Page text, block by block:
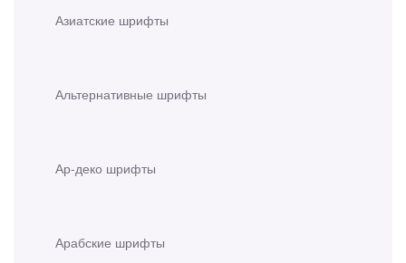
Азиатские шрифты
Альтернативные шрифты
Ар-деко шрифты
Арабские шрифты